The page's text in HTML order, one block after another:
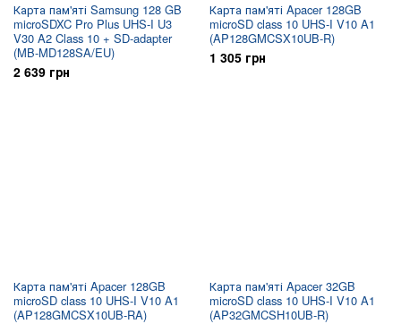
Карта пам'яті Samsung 128 GB
microSDXC Pro Plus UHS-I U3
V30 A2 Class 10 + SD-adapter
(MB-MD128SA/EU)
2 639 грн
Карта пам'яті Apacer 128GB
microSD class 10 UHS-I V10 A1
(AP128GMCSX10UB-R)
1 305 грн
Карта пам'яті Apacer 128GB
microSD class 10 UHS-I V10 A1
(AP128GMCSX10UB-RA)
Карта пам'яті Apacer 32GB
microSD class 10 UHS-I V10 A1
(AP32GMCSH10UB-R)